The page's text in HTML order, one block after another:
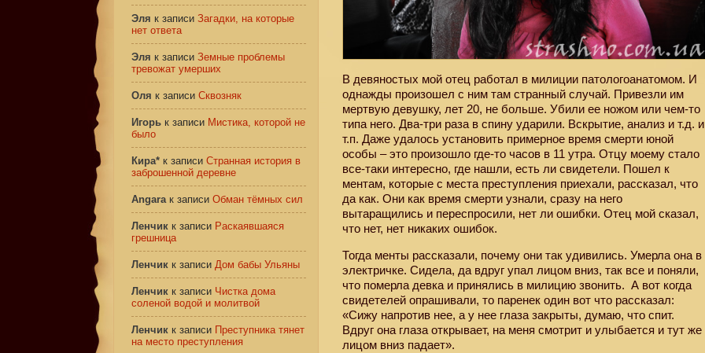
В девяностых мой отец работал в милиции патологоанатомом. И
однажды произошел с ним там странный случай. Привезли им
мертвую девушку, лет 20, не больше. Убили ее ножом или чем-то
типа него. Два-три раза в спину ударили. Вскрытие, анализ и т.д. и
т.п. Даже удалось установить примерное время смерти юной
особы – это произошло где-то часов в 11 утра. Отцу моему стало
все-таки интересно, где нашли, есть ли свидетели. Пошел к
ментам, которые с места преступления приехали, рассказал, что
да как. Они как время смерти узнали, сразу на него
вытаращились и переспросили, нет ли ошибки. Отец мой сказал,
что нет, нет никаких ошибок.
Тогда менты рассказали, почему они так удивились. Умерла она в
электричке. Сидела, да вдруг упал лицом вниз, так все и поняли,
что померла девка и принялись в милицию звонить. А вот когда
свидетелей опрашивали, то паренек один вот что рассказал:
«Сижу напротив нее, а у нее глаза закрыты, думаю, что спит.
Вдруг она глаза открывает, на меня смотрит и улыбается и тут же
лицом вниз падает».
Эля к записи Загадки, на которые
нет ответа
Эля к записи Земные проблемы
тревожат умерших
Оля к записи Сквозняк
Игорь к записи Мистика, которой не
было
Кира* к записи Странная история в
заброшенной деревне
Angaraк записи Обман тёмных сил
Ленчик к записи Раскаявшаяся
грешница
Ленчик к записи Дом бабы Ульяны
Ленчик к записи Чистка дома
соленой водой и молитвой
Ленчик к записи Преступника тянет
на место преступления